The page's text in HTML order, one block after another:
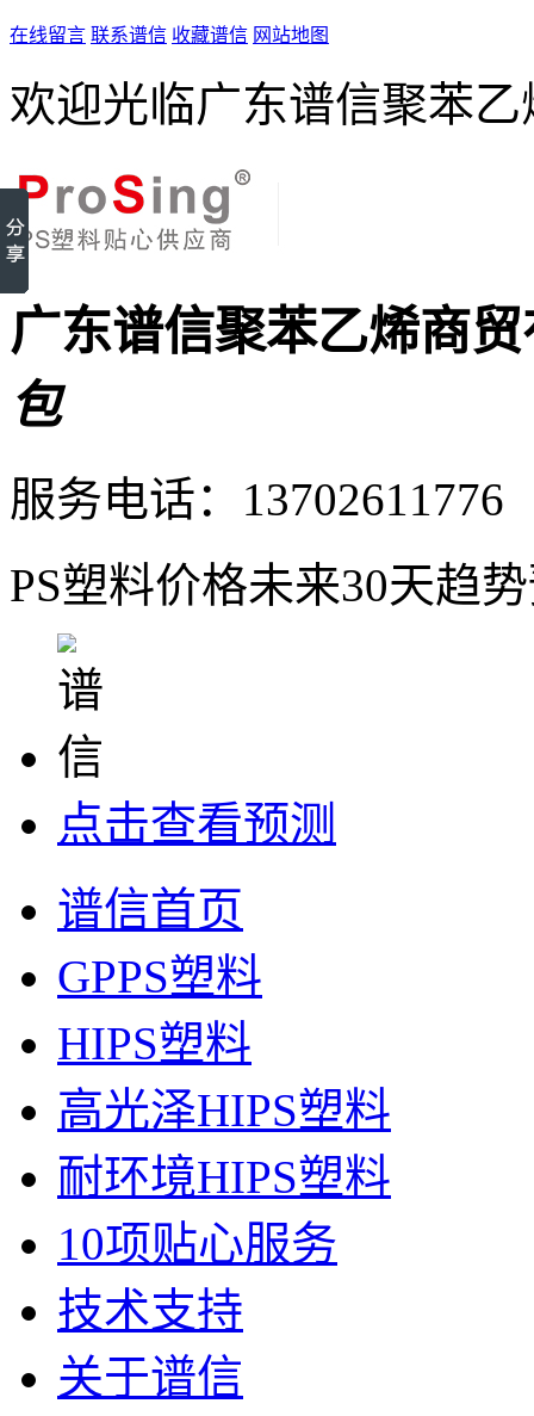
在线留言 联系谱信 收藏谱信 网站地图
欢迎光临广东谱信聚苯
广东谱信聚苯乙烯商
包
服务电话： 13702611776
PS塑料价格未来30天趋
点击查看预测
谱信首页
GPPS塑料
HIPS塑料
高光泽HIPS塑料
耐环境HIPS塑料
10项贴心服务
技术支持
关于谱信